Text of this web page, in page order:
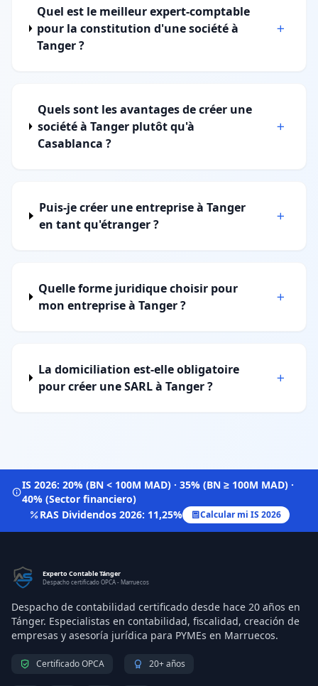
Quel est le meilleur expert-comptable
pour la constitution d'une société à
Tanger ?
Quels sont les avantages de créer une
société à Tanger plutôt qu'à
Casablanca ?
Puis-je créer une entreprise à Tanger
en tant qu'étranger ?
Quelle forme juridique choisir pour
mon entreprise à Tanger ?
La domiciliation est-elle obligatoire
pour créer une SARL à Tanger ?
IS 2026: 20% (BN < 100M MAD) · 35% (BN ≥ 100M MAD) ·
40% (Sector financiero)
RAS Dividendos 2026: 11,25%
Calcular mi IS 2026
Experto Contable Tánger
Despacho certificado OPCA - Marruecos
Despacho de contabilidad certificado desde hace 20 años en
Tánger. Especialistas en contabilidad, fiscalidad, creación de
empresas y asesoría jurídica para PYMEs en Marruecos.
Certificado OPCA 20+ años